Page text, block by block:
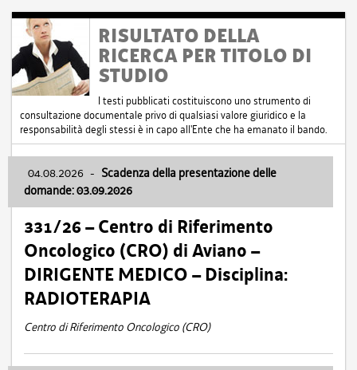
RISULTATO DELLA
RICERCA PER TITOLO DI
STUDIO
I testi pubblicati costituiscono uno strumento di
consultazione documentale privo di qualsiasi valore giuridico e la
responsabilità degli stessi è in capo all'Ente che ha emanato il bando.
04.08.2026 - Scadenza della presentazione delle
domande: 03.09.2026
331/26 – Centro di Riferimento
Oncologico (CRO) di Aviano –
DIRIGENTE MEDICO – Disciplina:
RADIOTERAPIA
Centro di Riferimento Oncologico (CRO)